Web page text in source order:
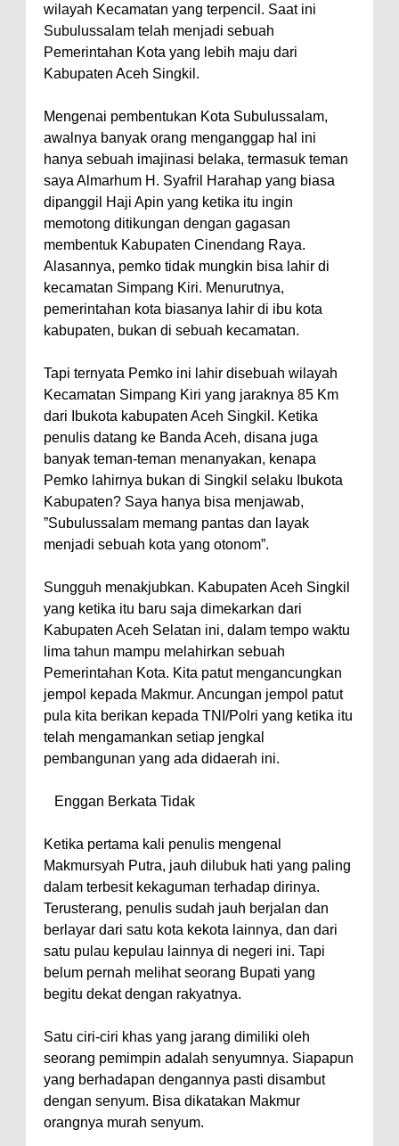
wilayah Kecamatan yang terpencil. Saat ini
Subulussalam telah menjadi sebuah
Pemerintahan Kota yang lebih maju dari
Kabupaten Aceh Singkil.
Mengenai pembentukan Kota Subulussalam,
awalnya banyak orang menganggap hal ini
hanya sebuah imajinasi belaka, termasuk teman
saya Almarhum H. Syafril Harahap yang biasa
dipanggil Haji Apin yang ketika itu ingin
memotong ditikungan dengan gagasan
membentuk Kabupaten Cinendang Raya.
Alasannya, pemko tidak mungkin bisa lahir di
kecamatan Simpang Kiri. Menurutnya,
pemerintahan kota biasanya lahir di ibu kota
kabupaten, bukan di sebuah kecamatan.
Tapi ternyata Pemko ini lahir disebuah wilayah
Kecamatan Simpang Kiri yang jaraknya 85 Km
dari Ibukota kabupaten Aceh Singkil. Ketika
penulis datang ke Banda Aceh, disana juga
banyak teman-teman menanyakan, kenapa
Pemko lahirnya bukan di Singkil selaku Ibukota
Kabupaten? Saya hanya bisa menjawab,
”Subulussalam memang pantas dan layak
menjadi sebuah kota yang otonom”.
Sungguh menakjubkan. Kabupaten Aceh Singkil
yang ketika itu baru saja dimekarkan dari
Kabupaten Aceh Selatan ini, dalam tempo waktu
lima tahun mampu melahirkan sebuah
Pemerintahan Kota. Kita patut mengancungkan
jempol kepada Makmur. Ancungan jempol patut
pula kita berikan kepada TNI/Polri yang ketika itu
telah mengamankan setiap jengkal
pembangunan yang ada didaerah ini.
Enggan Berkata Tidak
Ketika pertama kali penulis mengenal
Makmursyah Putra, jauh dilubuk hati yang paling
dalam terbesit kekaguman terhadap dirinya.
Terusterang, penulis sudah jauh berjalan dan
berlayar dari satu kota kekota lainnya, dan dari
satu pulau kepulau lainnya di negeri ini. Tapi
belum pernah melihat seorang Bupati yang
begitu dekat dengan rakyatnya.
Satu ciri-ciri khas yang jarang dimiliki oleh
seorang pemimpin adalah senyumnya. Siapapun
yang berhadapan dengannya pasti disambut
dengan senyum. Bisa dikatakan Makmur
orangnya murah senyum.